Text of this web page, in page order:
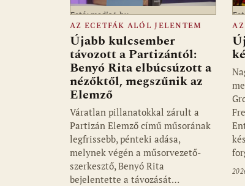
Fotó: media1.hu
AZ ECETFÁK ALÓL JELENTEM
Újabb kulcsember
távozott a Partizántól:
Benyó Rita elbúcsúzott a
nézőktől, megszűnik az
Elemző
Váratlan pillanatokkal zárult a
Partizán Elemző című műsorának
legfrissebb, pénteki adása,
melynek végén a műsorvezető-
szerkesztő, Benyó Rita
bejelentette a távozását…